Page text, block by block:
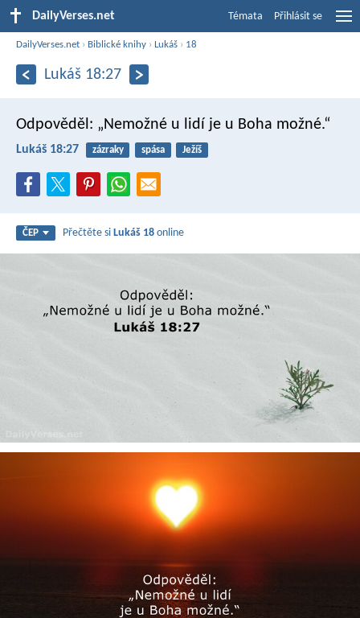
DailyVerses.net Témata Přihlásit se
DailyVerses.net › Biblické knihy ›Lukáš › 18
Lukáš 18:27
Odpověděl: „Nemožné u lidí je u Boha možné.“
Lukáš 18:27 zázraky spása Ježíš
ČEP Přečtěte siLukáš 18 online